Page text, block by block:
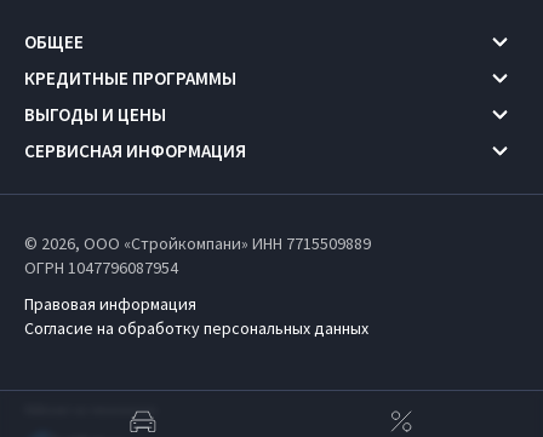
ОБЩЕЕ
КРЕДИТНЫЕ ПРОГРАММЫ
ВЫГОДЫ И ЦЕНЫ
СЕРВИСНАЯ ИНФОРМАЦИЯ
© 2026, ООО «Стройкомпани» ИНН 7715509889
ОГРН 1047796087954
Правовая информация
Согласие на обработку персональных данных
Работает на технологиях